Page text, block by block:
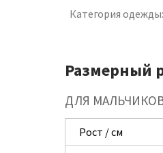
Категория одежды:
Размерный
ДЛЯ
Рост / см